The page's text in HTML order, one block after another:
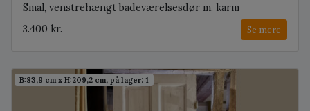
Smal, venstrehængt badeværelsesdør m. karm
3.400 kr.
Se mere
B:83,9 cm x H:209,2 cm, på lager: 1